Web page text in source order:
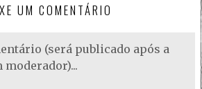
UM COMENTÁRIO